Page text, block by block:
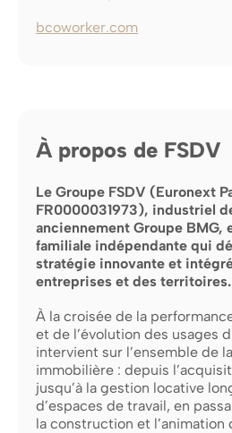
bcoworker.com
À propos de FSDV
Le Groupe FSDV (Euronext
FR0000031973), industriel
anciennement Groupe BMG,
familiale indépendante qui
stratégie innovante et
entreprises et des territoires.
À la croisée de la
et de l’évolution des usages
intervient sur l’ensemble de
immobilière : depuis
jusqu’à la gestion locative
d’espaces de travail, en
la construction et l’animation